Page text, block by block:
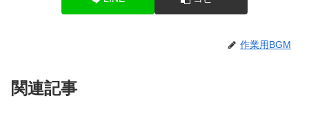
作業用BGM
関連記事